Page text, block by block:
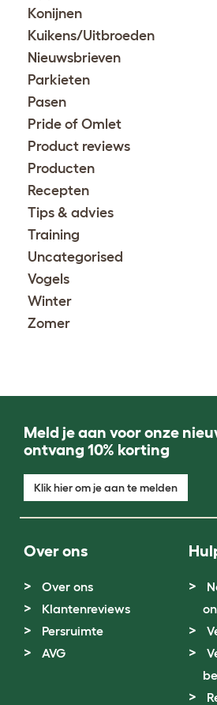
Konijnen
Kuikens/Uitbroeden
Nieuwsbrieven
Parkieten
Pasen
Pride of Omlet
Product reviews
Producten
Recepten
Tips & advies
Training
Uncategorised
Vogels
Winter
Zomer
Meld je aan voor onze
ontvang 10% korting
Klik hier om je aan te melden
Over ons
Over ons
Klantenreviews
Persruimte
AVG